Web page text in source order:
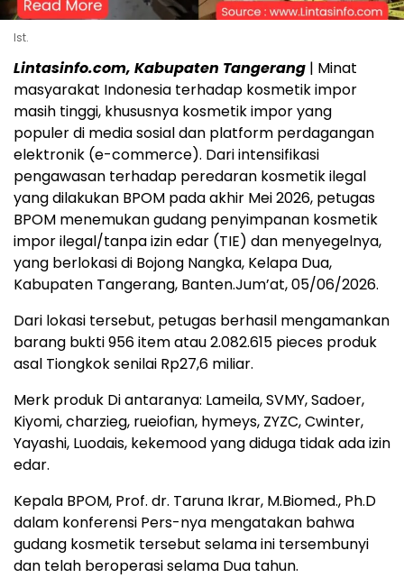
Ist.
‎‎‎Lintasinfo.com, Kabupaten Tangerang | Minat
masyarakat Indonesia terhadap kosmetik impor
masih tinggi, khususnya kosmetik impor yang
populer di media sosial dan platform perdagangan
elektronik (e-commerce). Dari intensifikasi
pengawasan terhadap peredaran kosmetik ilegal
yang dilakukan BPOM pada akhir Mei 2026, petugas
BPOM menemukan gudang penyimpanan kosmetik
impor ilegal/tanpa izin edar (TIE) dan menyegelnya,
yang berlokasi di Bojong Nangka, Kelapa Dua,
Kabupaten Tangerang, Banten.Jum’at, 05/06/2026.
‎‎‎Dari lokasi tersebut, petugas berhasil mengamankan
barang bukti 956 item atau 2.082.615 pieces produk
asal Tiongkok senilai Rp27,6 miliar.‎‎
Merk produk Di antaranya: Lameila, SVMY, Sadoer,
Kiyomi, charzieg, rueiofian, hymeys, ZYZC, Cwinter,
Yayashi, Luodais, kekemood yang diduga tidak ada izin
edar.‎‎
Kepala BPOM, Prof. dr. Taruna Ikrar, M.Biomed., Ph.D
dalam konferensi Pers-nya mengatakan bahwa
gudang kosmetik tersebut selama ini tersembunyi
dan telah beroperasi selama Dua tahun. ‎